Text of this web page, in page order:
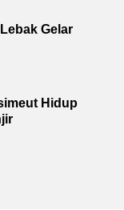
Gelar
Hidup